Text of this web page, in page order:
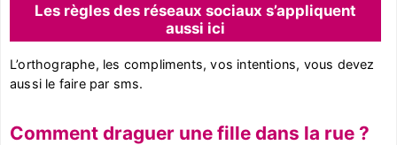
Les règles des réseaux sociaux s’appliquent
aussi ici
L’orthographe, les compliments, vos intentions, vous devez
aussi le faire par sms.
Comment draguer une fille dans la rue ?